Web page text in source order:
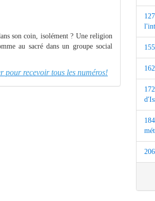
son coin, isolément ? Une religion
au sacré dans un groupe social
pour recevoir tous les numéros!